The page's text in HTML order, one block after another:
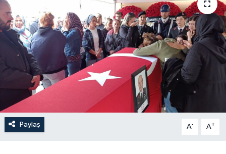
Paylaş A- A+
Kültür Sanat
Magazin
Otomobil
Politika
Resmî ilanlar